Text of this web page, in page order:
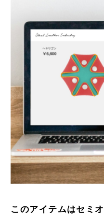
このアイテムはセミ